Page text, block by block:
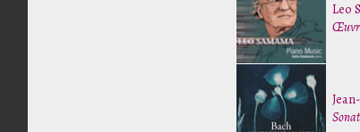
Leo